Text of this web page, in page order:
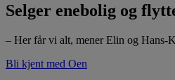
Selger enebolig og
– Her får vi alt, mener Elin og Hans-
Bli kjent med Oen